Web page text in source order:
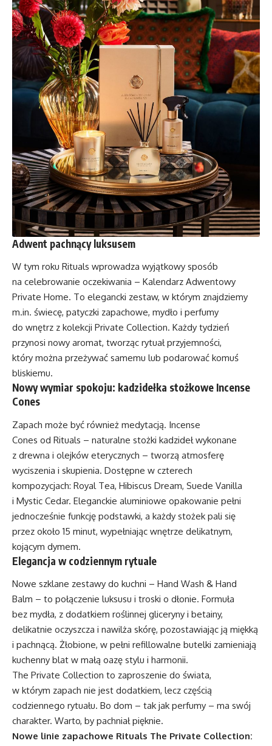
Adwent pachnący luksusem
W tym roku Rituals wprowadza wyjątkowy sposób
na celebrowanie oczekiwania – Kalendarz Adwentowy
Private Home. To elegancki zestaw, w którym znajdziemy
m.in. świecę, patyczki zapachowe, mydło i perfumy
do wnętrz z kolekcji Private Collection. Każdy tydzień
przynosi nowy aromat, tworząc rytuał przyjemności,
który można przeżywać samemu lub podarować komuś
bliskiemu.
Nowy wymiar spokoju: kadzidełka stożkowe Incense
Cones
Zapach może być również medytacją. Incense
Cones od Rituals – naturalne stożki kadzideł wykonane
z drewna i olejków eterycznych – tworzą atmosferę
wyciszenia i skupienia. Dostępne w czterech
kompozycjach: Royal Tea, Hibiscus Dream, Suede Vanilla
i Mystic Cedar. Eleganckie aluminiowe opakowanie pełni
jednocześnie funkcję podstawki, a każdy stożek pali się
przez około 15 minut, wypełniając wnętrze delikatnym,
kojącym dymem.
Elegancja w codziennym rytuale
Nowe szklane zestawy do kuchni – Hand Wash & Hand
Balm – to połączenie luksusu i troski o dłonie. Formuła
bez mydła, z dodatkiem roślinnej gliceryny i betainy,
delikatnie oczyszcza i nawilża skórę, pozostawiając ją miękką
i pachnącą. Żłobione, w pełni refillowalne butelki zamieniają
kuchenny blat w małą oazę stylu i harmonii.
The Private Collection to zaproszenie do świata,
w którym zapach nie jest dodatkiem, lecz częścią
codziennego rytuału. Bo dom – tak jak perfumy – ma swój
charakter. Warto, by pachniał pięknie.
Nowe linie zapachowe Rituals The Private Collection: